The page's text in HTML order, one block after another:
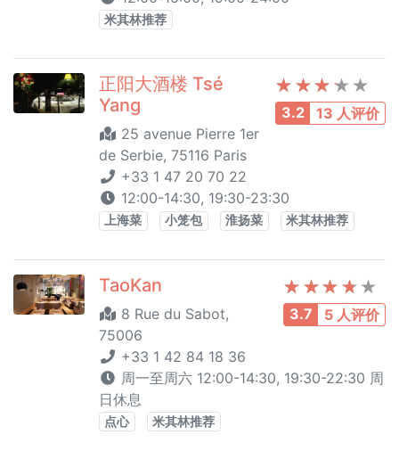
米其林推荐
3.2 13 人评价
正阳大酒楼 Tsé
Yang
25 avenue Pierre 1er
de Serbie, 75116 Paris
+33 1 47 20 70 22
12:00-14:30, 19:30-23:30
上海菜 小笼包 淮扬菜 米其林推荐
3.7 5 人评价
TaoKan
8 Rue du Sabot,
75006
+33 1 42 84 18 36
周一至周六 12:00-14:30, 19:30-22:30 周
日休息
点心 米其林推荐